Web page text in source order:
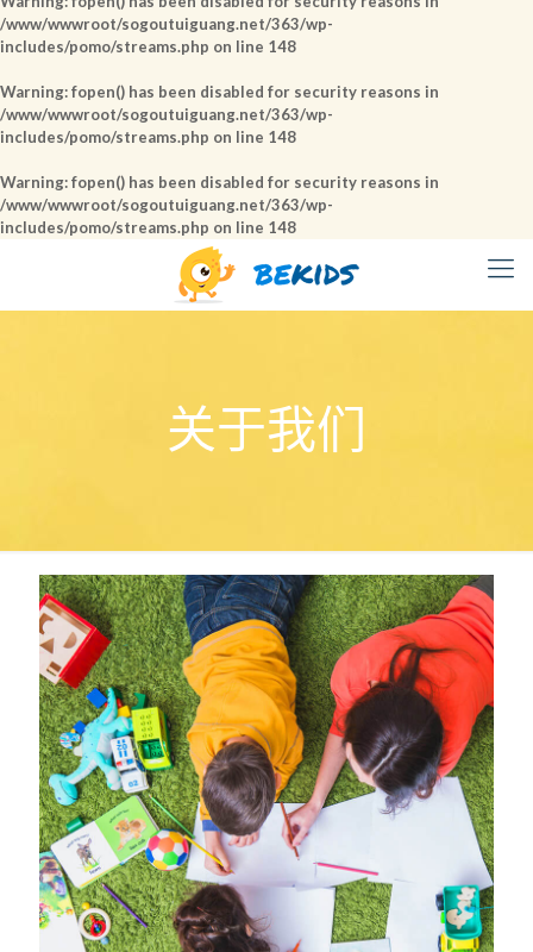
/www/wwwroot/sogoutuiguang.net/363/wp-
includes/pomo/streams.php on line 148
Warning: fopen() has been disabled for security reasons in
/www/wwwroot/sogoutuiguang.net/363/wp-
includes/pomo/streams.php on line 148
Warning: fopen() has been disabled for security reasons in
/www/wwwroot/sogoutuiguang.net/363/wp-
includes/pomo/streams.php on line 148
关于我们